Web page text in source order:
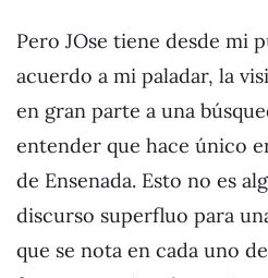
Pero JOse tiene desde mi
acuerdo a mi paladar, la
en gran parte a una
entender que hace único
de Ensenada. Esto no es
discurso superfluo para
que se nota en cada uno